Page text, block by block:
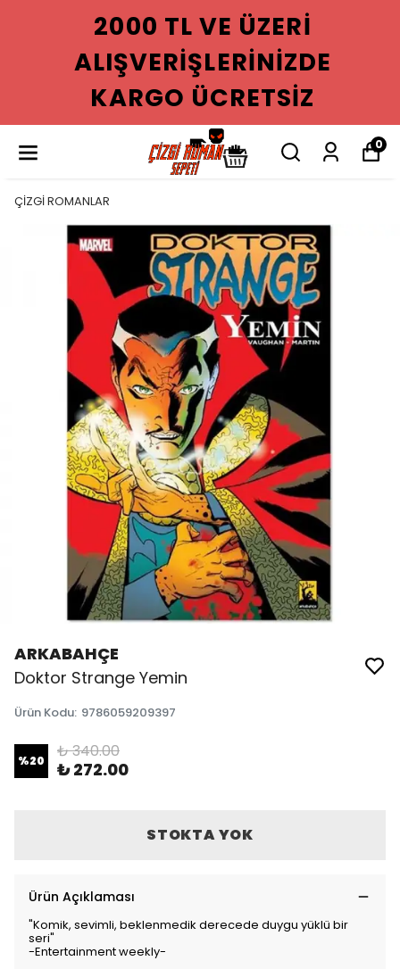
2000 TL VE ÜZERI
ALIŞVERIŞLERINIZDE
KARGO ÜCRETSIZ
0
ÇİZGİ ROMANLAR
ARKABAHÇE
Doktor Strange Yemin
Ürün Kodu: 9786059209397
%20 ₺ 340.00
₺ 272.00
STOKTA YOK
Ürün Açıklaması
"Komik, sevimli, beklenmedik derecede duygu yüklü bir
seri"
-Entertainment weekly-